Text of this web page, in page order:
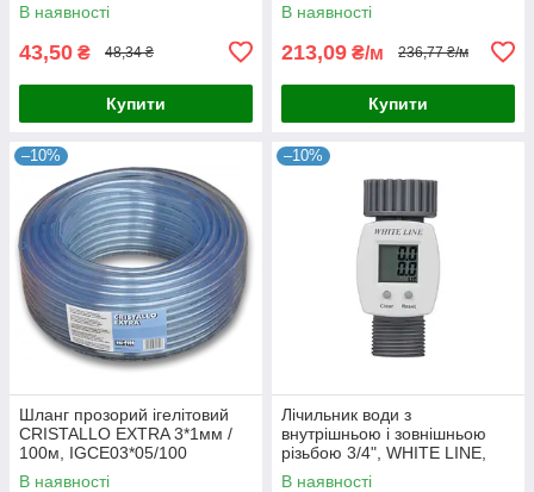
В наявності
43,50 ₴ 48,34 ₴
Купити
В наявності
213,09 ₴/м 236,77 ₴/м
Купити
–10%
Шланг прозорий ігелітовий
CRISTALLO EXTRA 3*1мм /
100м, IGCE03*05/100
В наявності
–10%
Лічильник води з
внутрішньою і зовнішньою
різьбою 3/4", WHITE LINE,
WL-3110
В наявності